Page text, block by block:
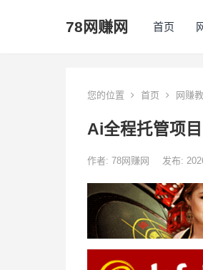
78网赚网 首页
您的位置 首页 网赚
Ai全程托管项
作者: 78网赚网 发布: